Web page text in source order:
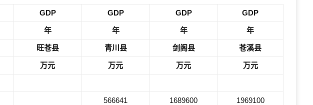
GDP GDP GDP GDP
年 年 年 年
旺苍县 青川县 剑阁县 苍溪县
万元 万元 万元 万元
566641 1689600 1969100